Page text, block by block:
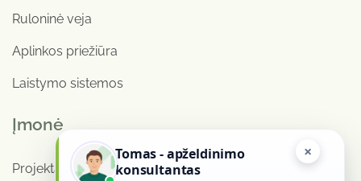
Ruloninė veja
Aplinkos priežiūra
Laistymo sistemos
Įmonė
Projektai
×
Tomas - apželdinimo
konsultantas